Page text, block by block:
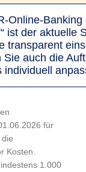
Online-Ban­king
ist der aktuelle
trans­parent
Sie auch die
individuell
für
Kosten.
1.000